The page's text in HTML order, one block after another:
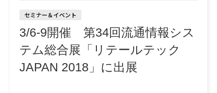
セミナー＆イベント
3/6-9開催 第34回流通情報シス
テム総合展「リテールテック
JAPAN 2018」に出展